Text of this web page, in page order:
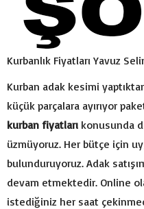
Kurbanlık Fiyatları Yavuz
Kurban adak kesimi
küçük parçalara ayırıyor
kurban fiyatları konusunda
üzmüyoruz. Her bütçe için
bulunduruyoruz. Adak
devam etmektedir. Online
istediğiniz her saat